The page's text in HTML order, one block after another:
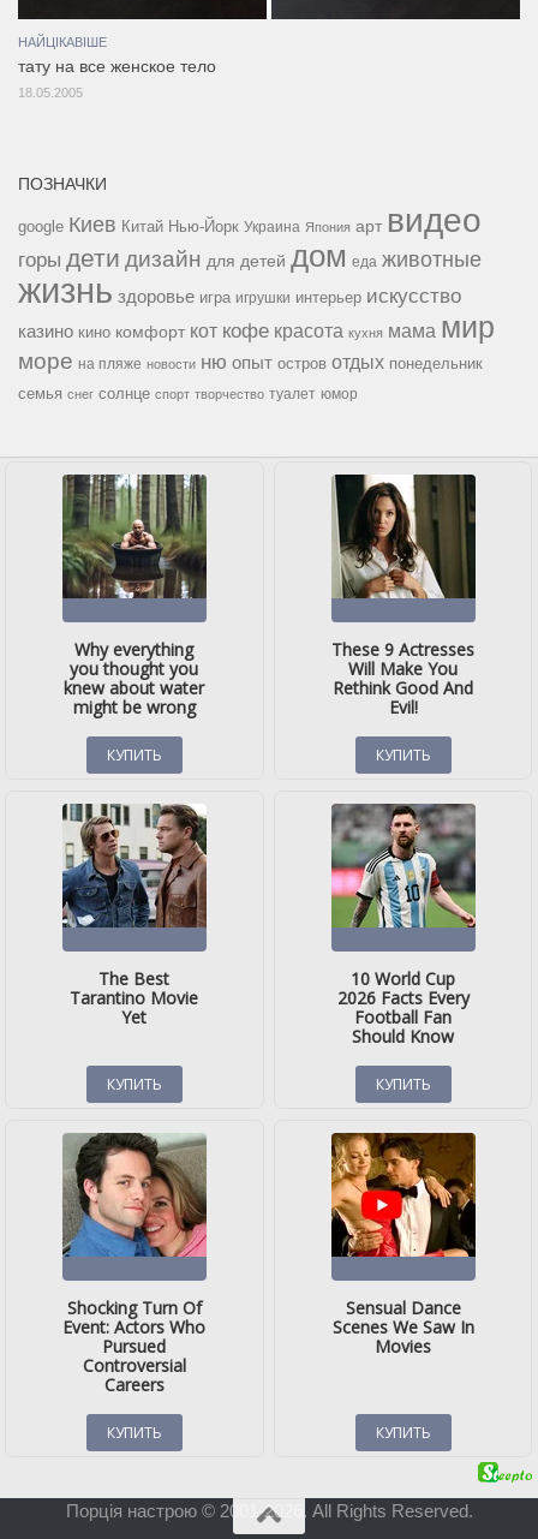
НАЙЦІКАВІШЕ
тату на все женское тело
18.05.2005
ПОЗНАЧКИ
google Киев Китай Нью-Йорк Украина Япония арт видео
горы дети дизайн для детей дом еда животные
жизнь здоровье игра игрушки интерьер искусство
казино кино комфорт кот кофе красота кухня мама мир
море на пляже новости ню опыт остров отдых понедельник
семья снег солнце спорт творчество туалет юмор
Порція настрою © 2001-2026. All Rights Reserved.